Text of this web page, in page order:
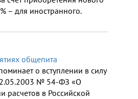
– для иностранного.
общепита
о вступлении в силу
№ 54-ФЗ «О
расчетов в Российской